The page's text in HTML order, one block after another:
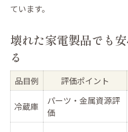
ています。
壊れた家電製品でも
る
品目例 評価ポイント
冷蔵庫
パーツ・金属資源評
価